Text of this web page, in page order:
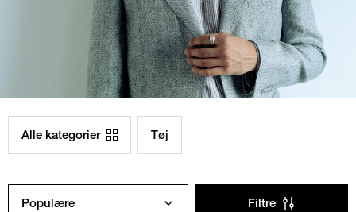
Alle kategorier Tøj
Populære Filtre